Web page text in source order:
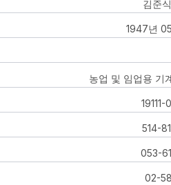
김준
1947년
농업 및 임업용 기
514-
053-
02-